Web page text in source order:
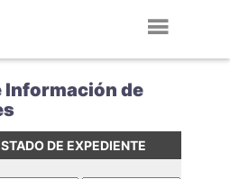
Información de
DE EXPEDIENTE